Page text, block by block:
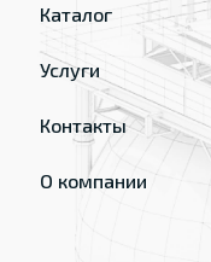
Каталог
Услуги
Контакты
О компании